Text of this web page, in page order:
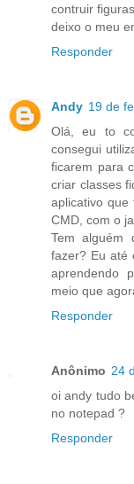
contruir
deixo o meu
Responder
Andy 19 de
Olá, eu to
consegui
ficarem para
criar classes
aplicativo que
CMD, com o
Tem alguém
fazer? Eu até
aprendendo
meio que
Responder
Anônimo 24
oi andy tudo
no notepad ?
Responder